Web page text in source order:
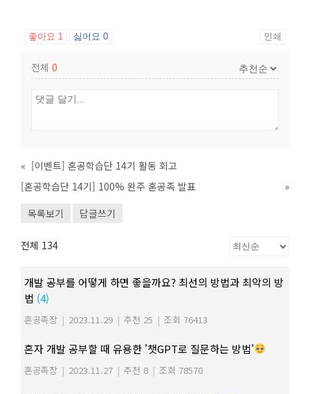
좋아요 1 싫어요 0 인쇄
전체 0
« [이벤트] 혼공학습단 14기 활동 회고
[혼공학습단 14기] 100% 완주 혼공족 발표
»
목록보기
답글쓰기
전체 134
개발 공부를 어떻게 하면 좋을까요? 최선의 방법과 최악의 방
법 (4)
혼공족장 | 2023.11.29 | 추천 25 | 조회 76413
혼자 개발 공부할 때 유용한 '챗GPT로 질문하는 방법'
혼공족장 | 2023.11.27 | 추천 8 | 조회 78570